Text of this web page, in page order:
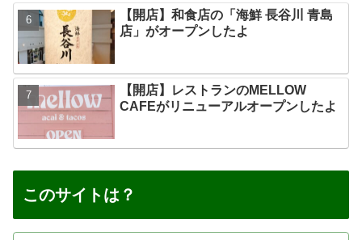
【開店】和食店の「海鮮 長谷川 青島
店」がオープンしたよ
【開店】レストランのMELLOW
CAFEがリニューアルオープンしたよ
このサイトは？